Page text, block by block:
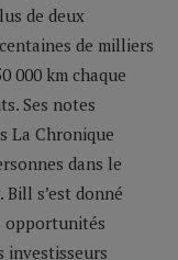
de deux
de milliers
000 km chaque
Ses notes
La Chronique
dans le
Bill s’est donné
opportunités
investisseurs